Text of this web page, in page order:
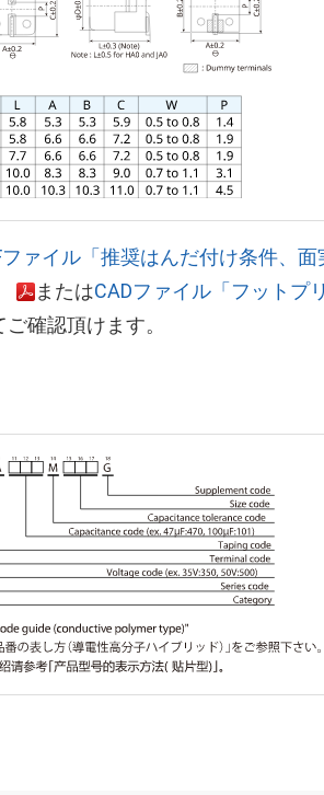
ファイル「推奨はんだ付け条件、面
またはCADファイル「フットプ
ご確認頂けます。